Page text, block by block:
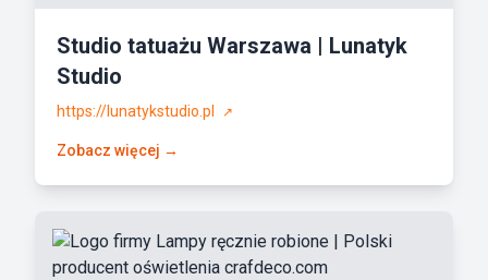
Studio tatuażu Warszawa | Lunatyk
Studio
https://lunatykstudio.pl ↗
Zobacz więcej →